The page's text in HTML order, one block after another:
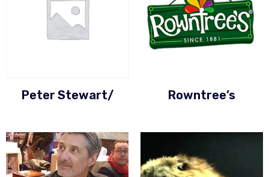
Peter Stewart/ Rowntree’s